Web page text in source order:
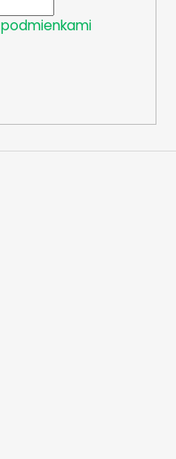
podmienkami